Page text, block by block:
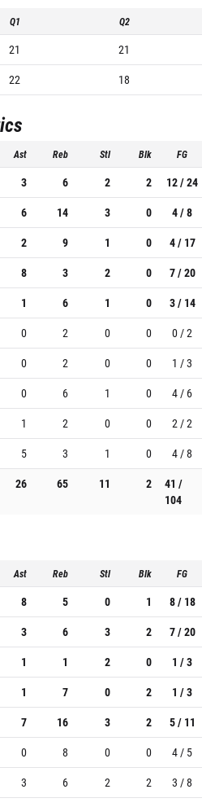
Q1 Q2
21 21
22 18
Ast Reb Stl Blk FG
3 6 2 2 12 / 24
6 14 3 0 4 / 8
2 9 1 0 4 / 17
8 3 2 0 7 / 20
1 6 1 0 3 / 14
0 2 0 0 0 / 2
0 2 0 0 1 / 3
0 6 1 0 4 / 6
1 2 0 0 2 / 2
5 3 1 0 4 / 8
26 65 11 2
41 /
104
Ast Reb Stl Blk FG
8 5 0 1 8 / 18
3 6 3 2 7 / 20
1 1 2 0 1 / 3
1 7 0 2 1 / 3
7 16 3 2 5 / 11
0 8 0 0 4 / 5
3 6 2 2 3 / 8